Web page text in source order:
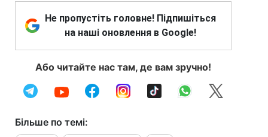
Не пропустіть головне! Підпишіться
на наші оновлення в Google!
Або читайте нас там, де вам зручно!
Більше по темі: